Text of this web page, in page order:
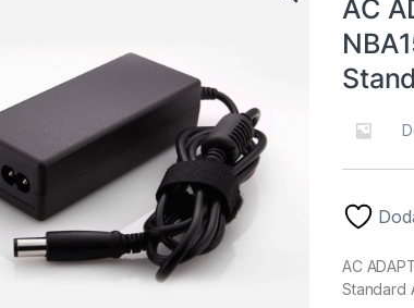
AC
AC
Standard